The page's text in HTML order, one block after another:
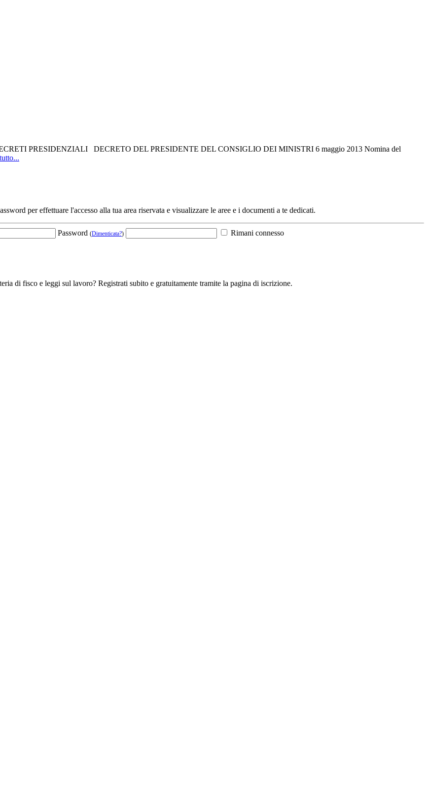
PRESIDENZIALI DECRETO DEL PRESIDENTE DEL CONSIGLIO DEI MINISTRI 6 maggio 2013 Nomina del
per effettuare l'accesso alla tua area riservata e visualizzare le aree e i documenti a te dedicati.
Password (Dimenticata?) Rimani connesso
di fisco e leggi sul lavoro? Registrati subito e gratuitamente tramite la pagina di iscrizione.